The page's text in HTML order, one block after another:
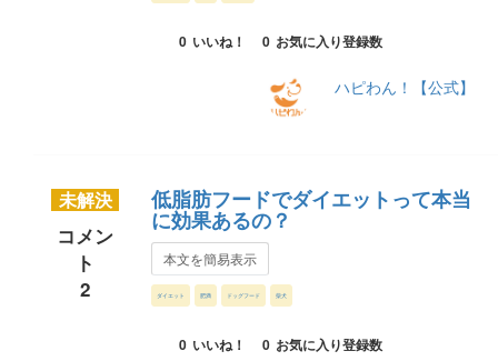
0 いいね！ 0 お気に入り登録数
ハピわん！【公式】
未解決
コメン
ト
2
低脂肪フードでダイエットって本当
に効果あるの？
本文を簡易表示
ダイエット 肥満 ドッグフード 柴犬
0 いいね！ 0 お気に入り登録数